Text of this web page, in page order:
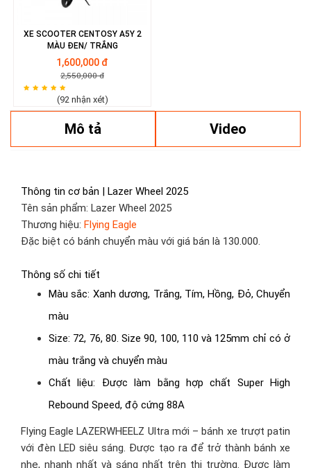
XE SCOOTER CENTOSY A5Y 2
MÀU ĐEN/ TRẮNG
1,600,000 đ
2,550,000 đ
(92 nhận xét)
Mô tả
Thông tin cơ bản | Lazer Wheel 2025
Tên sản phẩm: Lazer Wheel 2025
Thương hiệu: Flying Eagle
Đặc biệt có bánh chuyển màu với giá bán là 130.000.
Thông số chi tiết
Màu sắc: Xanh dương, Trắng, Tím, Hồng, Đỏ, Chuyển
màu
Size: 72, 76, 80. Size 90, 100, 110 và 125mm chỉ có ở
màu trắng và chuyển màu
Chất liệu: Được làm bằng hợp chất Super High
Rebound Speed, độ cứng 88A
Flying Eagle LAZERWHEELZ Ultra mới – bánh xe trượt patin
với đèn LED siêu sáng. Được tạo ra để trở thành bánh xe
nhẹ, nhanh nhất và sáng nhất trên thị trường. Được làm
Video